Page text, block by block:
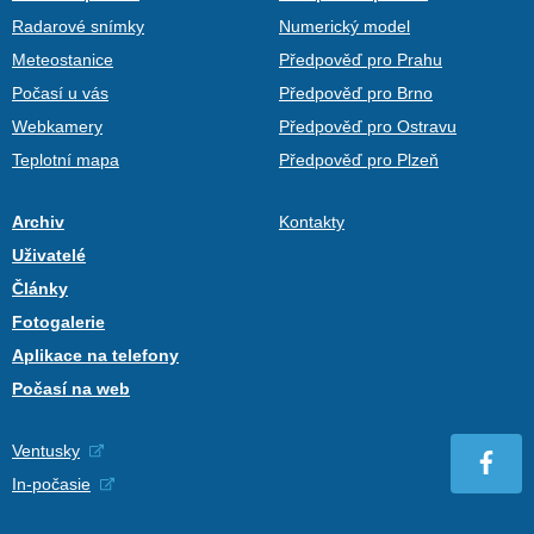
Radarové snímky
Meteostanice
Počasí u vás
Webkamery
Teplotní mapa
Numerický model
Předpověď pro Prahu
Předpověď pro Brno
Předpověď pro Ostravu
Předpověď pro Plzeň
Archiv
Uživatelé
Články
Fotogalerie
Aplikace na telefony
Počasí na web
Kontakty
Ventusky
In-počasie